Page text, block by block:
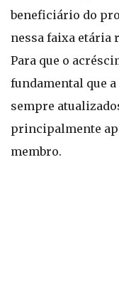
beneficiário do
nessa faixa etária
Para que o
fundamental que
sempre
principalmente
membro.